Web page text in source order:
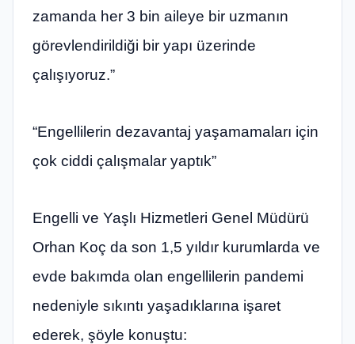
zamanda her 3 bin aileye bir uzmanın
görevlendirildiği bir yapı üzerinde
çalışıyoruz.”
“Engellilerin dezavantaj yaşamamaları için
çok ciddi çalışmalar yaptık”
Engelli ve Yaşlı Hizmetleri Genel Müdürü
Orhan Koç da son 1,5 yıldır kurumlarda ve
evde bakımda olan engellilerin pandemi
nedeniyle sıkıntı yaşadıklarına işaret
ederek, şöyle konuştu: